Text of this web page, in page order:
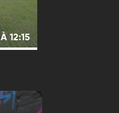
À 12:15